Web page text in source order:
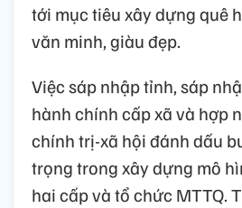
tới mục tiêu xây dựng quê
văn minh, giàu đẹp.
Việc sáp nhập tỉnh, sáp
hành chính cấp xã và hợp
chính trị-xã hội đánh dấu
trọng trong xây dựng mô
hai cấp và tổ chức MTTQ.